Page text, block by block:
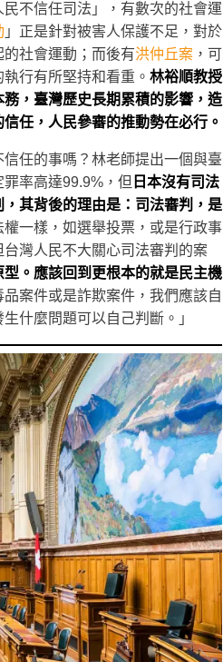
不信任司法」，有數次的社會運
」正是針對被害人保護不足，對於
社會運動；而後有洪仲丘案 ，可
行有所堅持和看重。 林裕順教授
，臺灣歷史長期累積的影響，造
任，人民參審的推動勢在必行。
任的事嗎？林老師提出一個與臺
率高達99.9%，但 日本沒有司法
其背後的理由是：司法審判，是
一樣，如選舉投票，或是行政事
灣人民不大關心司法審判的案
。應該回到更根本的就是民主機
品案件或是詐欺案件，我們應該自
什麼問題可以自己判斷。」